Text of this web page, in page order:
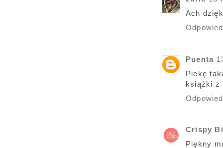
Ach
Puenta
Piekę
książki z
Crispy
Piękny